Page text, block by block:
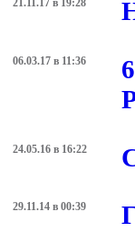
06.03.17 в 11:36